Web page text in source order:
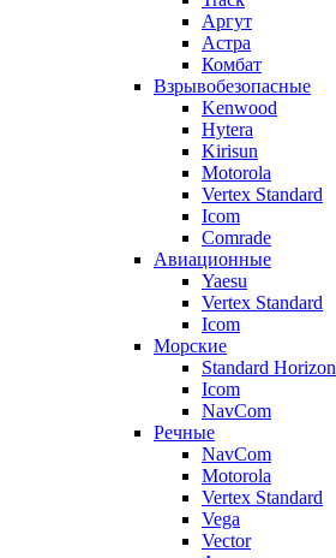
Аргут
Астра
Комбат
Взрывобезопасные
Kenwood
Hytera
Kirisun
Motorola
Vertex Standard
Icom
Comrade
Авиационные
Yaesu
Vertex Standard
Icom
Морские
Standard Horizon
Icom
NavCom
Речные
NavCom
Motorola
Vertex Standard
Vega
Vector